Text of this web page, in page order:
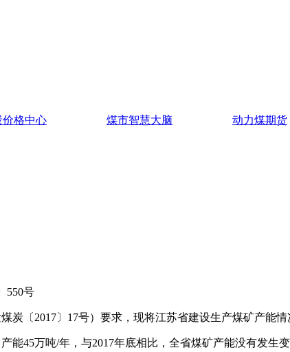
价格中心 煤市智慧大脑 动力煤期货
550号
〔2017〕17号）要求，现将江苏省建设生产煤矿产能情
45万吨/年，与2017年底相比，全省煤矿产能没有发生变